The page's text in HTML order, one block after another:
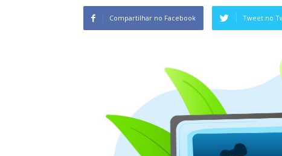
Compartilhar no Facebook Tweet no